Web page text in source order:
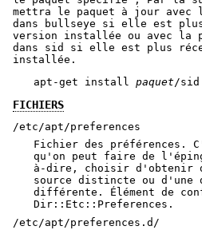
mettra le paquet à jour avec
dans bullseye si elle est
version installée ou avec la
dans sid si elle est plus
installée.
apt-get install paquet /sid
FICHIERS
/etc/apt/preferences
Fichier des préférences.
qu'on peut faire de
à-dire, choisir d'obtenir
source distincte ou
différente. Élément de
Dir::Etc::Preferences.
/etc/apt/preferences.d/